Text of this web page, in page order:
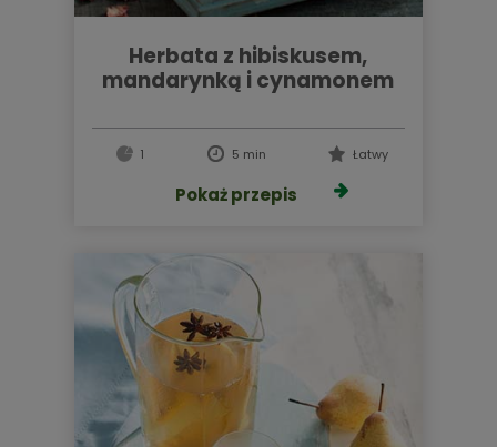
herbata z hibiskusem,
mandarynką i cynamonem
1 5 min Łatwy
Pokaż przepis